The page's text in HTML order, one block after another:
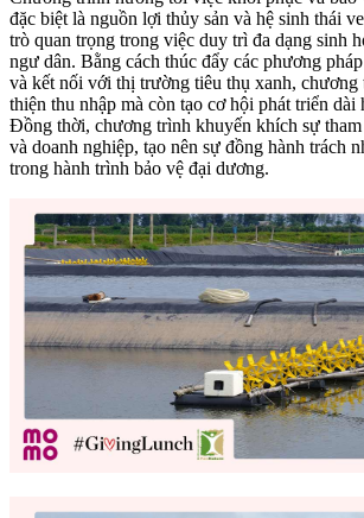
đặc biệt là nguồn lợi thủy sản và hệ sinh thái
trò quan trọng trong việc duy trì đa dạng sinh
ngư dân. Bằng cách thúc đẩy các phương
và kết nối với thị trường tiêu thụ xanh,
thiện thu nhập mà còn tạo cơ hội phát triển dài
Đồng thời, chương trình khuyến khích sự
và doanh nghiệp, tạo nên sự đồng hành trách
trong hành trình bảo vệ đại dương.